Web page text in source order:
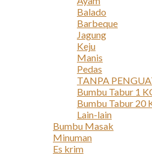
Balado
Barbeque
Jagung
Keju
Manis
Pedas
TANPA
Bumbu Tabur 1
Bumbu Tabur 20
Lain-lain
Bumbu Masak
Minuman
Es krim